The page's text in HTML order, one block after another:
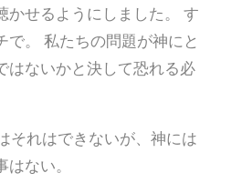
かせるようにしました。 す
で。 私たちの問題が神にと
はないかと決して恐れる必
それはできないが、神には
ない。